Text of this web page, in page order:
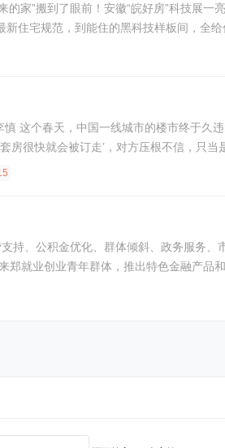
前！安徽“皖好房”科技展一亮相，就炸出了无数买房人
房很快就会被订走’，对方压根不信，只
公积金优化、群体倾斜、政务服务、市场规范